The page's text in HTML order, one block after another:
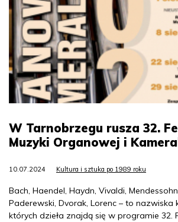
W Tarnobrzegu rusza 32.
Muzyki Organowej i
10.07.2024 Kultura i sztuka po 1989 roku
Bach, Haendel, Haydn, Vivaldi,
Paderewski, Dvorak, Lorenc – to nazwiska
których dzieła znajdą się w programie 32.